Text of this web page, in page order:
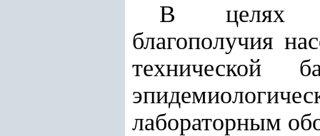
В целях
благополучия
технической
лабораторным